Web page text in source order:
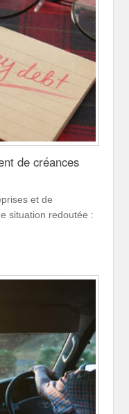
de créances
et de
situation redoutée :